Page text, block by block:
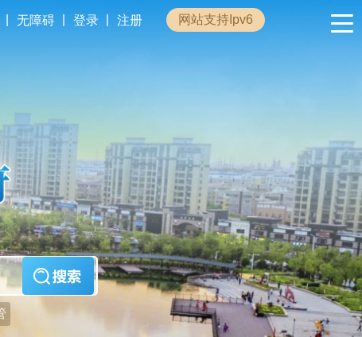
无障碍 登录 注册 网站支持Ipv6
民互动 专题专栏